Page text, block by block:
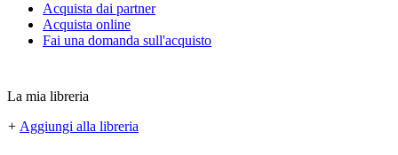
Acquista dai partner
Acquista online
Fai una domanda sull'acquisto
La mia libreria
+ Aggiungi alla libreria